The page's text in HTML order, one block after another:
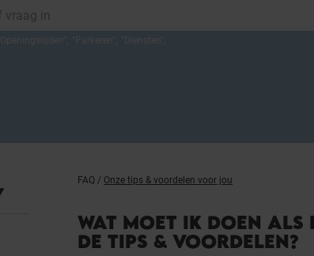
FAQ / Onze tips & voordelen voor jou
WAT MOET IK DOEN ALS
DE TIPS & VOORDELEN?